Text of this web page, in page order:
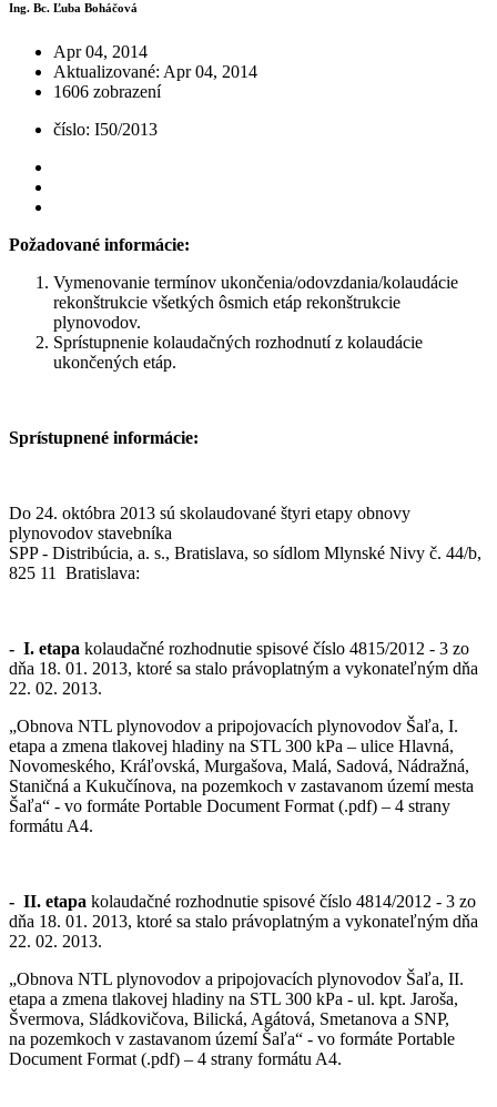
Ing. Bc. Ľuba Boháčová
Apr 04, 2014
Aktualizované: Apr 04, 2014
1606 zobrazení
číslo: I50/2013
Požadované informácie:
Vymenovanie termínov ukončenia/odovzdania/kolaudácie
rekonštrukcie všetkých ôsmich etáp rekonštrukcie
plynovodov.
Sprístupnenie kolaudačných rozhodnutí z kolaudácie
ukončených etáp.
Sprístupnené informácie:
Do 24. októbra 2013 sú skolaudované štyri etapy obnovy
plynovodov stavebníka
SPP - Distribúcia, a. s., Bratislava, so sídlom Mlynské Nivy č. 44/b,
825 11 Bratislava:
- I. etapa kolaudačné rozhodnutie spisové číslo 4815/2012 - 3 zo
dňa 18. 01. 2013, ktoré sa stalo právoplatným a vykonateľným dňa
22. 02. 2013.
„Obnova NTL plynovodov a pripojovacích plynovodov Šaľa, I.
etapa a zmena tlakovej hladiny na STL 300 kPa – ulice Hlavná,
Novomeského, Kráľovská, Murgašova, Malá, Sadová, Nádražná,
Staničná a Kukučínova, na pozemkoch v zastavanom území mesta
Šaľa“ - vo formáte Portable Document Format (.pdf) – 4 strany
formátu A4.
- II. etapa kolaudačné rozhodnutie spisové číslo 4814/2012 - 3 zo
dňa 18. 01. 2013, ktoré sa stalo právoplatným a vykonateľným dňa
22. 02. 2013.
„Obnova NTL plynovodov a pripojovacích plynovodov Šaľa, II.
etapa a zmena tlakovej hladiny na STL 300 kPa - ul. kpt. Jaroša,
Švermova, Sládkovičova, Bilická, Agátová, Smetanova a SNP,
na pozemkoch v zastavanom území Šaľa“ - vo formáte Portable
Document Format (.pdf) – 4 strany formátu A4.